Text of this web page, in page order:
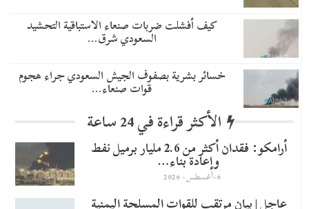
​كيف أفشلت ضربات صنعاء الاستباقية التحشيد
السعودي شرق…
خسائر بشرية بصفوف الجيش السعودي جراء هجوم
قوات صنعاء…
الأكثر قراءة في 24 ساعة
أرامكو: فقدان أكثر من 2.6 مليار برميل نفط
وإعادة بناء…
6-أغسطس- 2026